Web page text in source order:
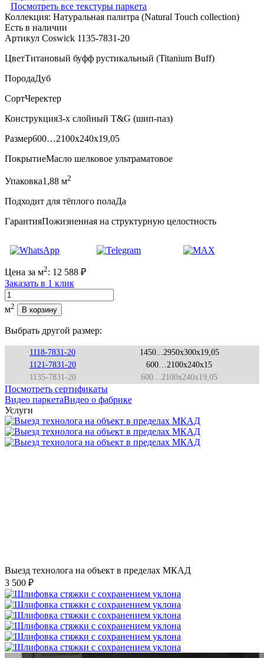
Посмотреть все текстуры паркета
Коллекция: Натуральная палитра (Natural Touch collection)
Есть в наличии
Артикул Coswick 1135-7831-20
ЦветТитановый буфф рустикальный (Titanium Buff)
ПородаДуб
СортЧеректер
Конструкция3-х слойный T&G (шип-паз)
Размер600…2100x240x19,05
ПокрытиеМасло шелковое ультраматовое
Упаковка1,88 м2
Подходит для тёплого полаДа
ГарантияПожизненная на структурную целостность
Цена за м2: 12 588 ₽
Заказать в 1 клик
Количество
м2 В корзину
Выбрать другой размер:
1118-7831-20
1450...2950x300x19,05
1121-7831-20
600…2100x240x15
1135-7831-20
600…2100x240x19,05
Посмотреть сертификаты
Видео паркетаВидео о фабрике
Услуги
Выезд технолога на объект в пределах МКАД
3 500 ₽